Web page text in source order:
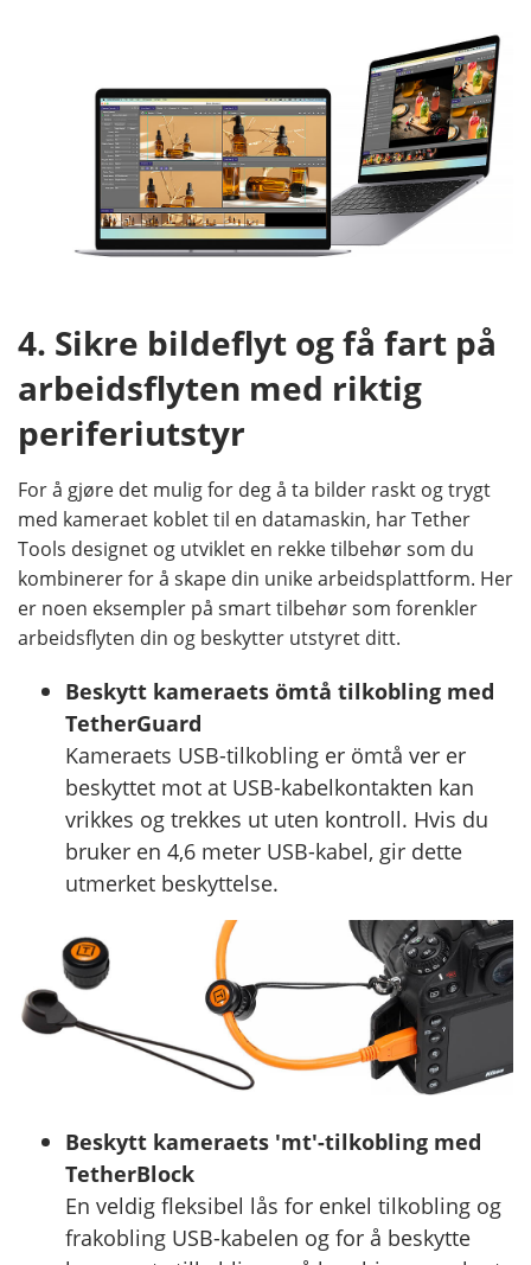
4. Sikre bildeflyt og få fart på
arbeidsflyten med riktig
periferiutstyr
For å gjøre det mulig for deg å ta bilder raskt og trygt
med kameraet koblet til en datamaskin, har Tether
Tools designet og utviklet en rekke tilbehør som du
kombinerer for å skape din unike arbeidsplattform. Her
er noen eksempler på smart tilbehør som forenkler
arbeidsflyten din og beskytter utstyret ditt.
Beskytt kameraets ömtå tilkobling med
TetherGuard
Kameraets USB-tilkobling er ömtå ver er
beskyttet mot at USB-kabelkontakten kan
vrikkes og trekkes ut uten kontroll. Hvis du
bruker en 4,6 meter USB-kabel, gir dette
utmerket beskyttelse.
Beskytt kameraets 'mt'-tilkobling med
TetherBlock
En veldig fleksibel lås for enkel tilkobling og
frakobling USB-kabelen og for å beskytte